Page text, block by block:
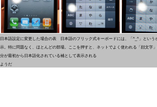
日本語設定に変更した場合の表
示。特に問題なく、ほとんどの部
分が最初から日本語化されている
ようだ
日本語のフリック式キーボードには、「^_^」という
場。ここを押すと、ネットでよく使われる「顔文字
補として表示される